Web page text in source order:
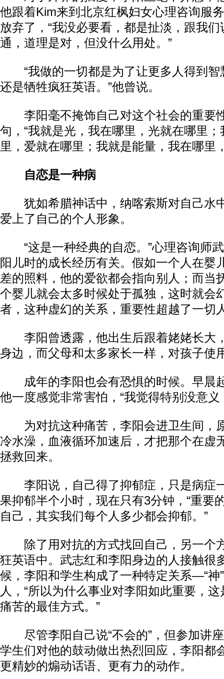
他跟着Kim来到北京红枫妇女心理咨询服
放弃了，“我没必要看，都是扯淡，跟我
通，道理是对，但没什么用处。”
“我做的一切都是为了让更多人得到智
还是牺牲疯狂英语。”他曾说。
李阳毫不掩饰自己对这个社会的重要
句，“我就是光，我在哪里，光就在哪里
里，爱就在哪里；我就是能量，我在哪里
自恋是一种病
犹如希腊神话中，纳喀索斯对自己水
爱上了自己的个人形象。
“这是一种经典的自恋。”心理咨询师
阳儿时的成长经历有关。假如一个人在婴
差的照料，他的爱欲都会指向别人；而当
个婴儿就会太多时候处于孤独，这时就会
者，这种虚幻的关系，重要性超越了一切
李阳曾透露，他出生后跟着姥姥长大
身边，而父母和太多家长一样，对孩子使
成年的李阳也会有恐惧的时候。早晨
他一度感觉非常害怕，“我觉得特别没意义
为对抗这种痛苦，李阳会进卫生间，
冷水澡，血液循环加速后，才把那个在虚
拯救回来。
李阳说，自己得了抑郁症，只是病症
果抑郁半个小时，现在只有3分钟，“重要
自己，其实我们每个人多少都会抑郁。”
除了用对抗的方式找回自己，另一个
狂英语中。武志红和李阳身边的人接触很
候，李阳和学生构成了一种特定关系—“神
人，“所以为什么事业对李阳如此重要，
痛苦的最佳方式。”
尽管李阳自己说“不会的”，但参加讲
学生们对他的鼓动做出热烈回应，李阳都
更精妙的煽动话语、更有力的动作。